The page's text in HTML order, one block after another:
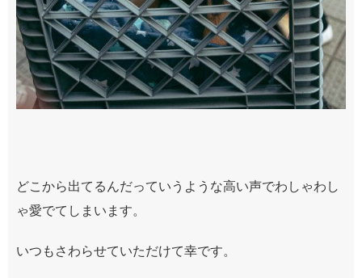
どこから出てるんだっていうような高い声でわしゃわし
ゃ愛でてしまいます。
いつもさわらせていただけて幸です。